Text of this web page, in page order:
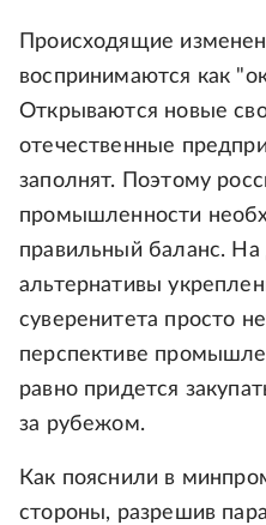
Происходящие
воспринимаются как
Открываются новые
отечественные
заполнят. Поэтому
промышленности
правильный баланс.
альтернативы
суверенитета просто
перспективе
равно придется
за рубежом.
Как пояснили в
стороны, разрешив